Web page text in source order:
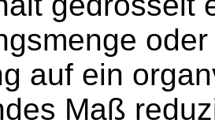
auf ein
Maß